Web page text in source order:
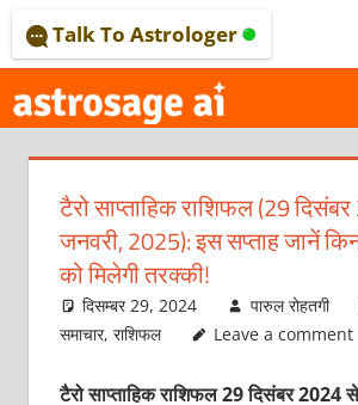
to
content
Talk To Astrologer
टैरो साप्ताहिक राशिफल (29
जनवरी, 2025): इस सप्ताह जानें किन
को मिलेगी तरक्‍की!
दिसम्बर 29, 2024 पारुल रोहतगी
समाचार, राशिफल Leave a comment
टैरो साप्ताहिक राशिफल 29 दिसंबर 2024